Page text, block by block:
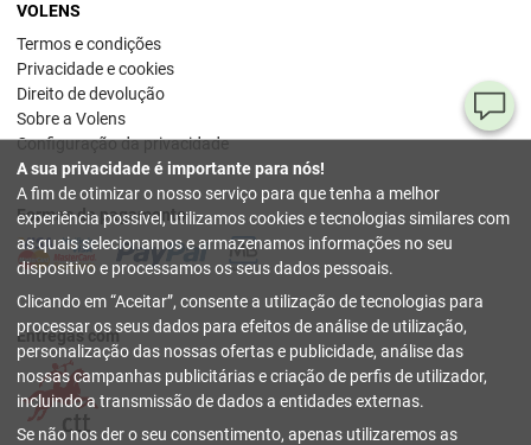
VOLENS
Termos e condições
Privacidade e cookies
Direito de devolução
Sobre a Volens
Configuração da privacidade
Formas de pagamento
Entregas com
A sua privacidade é importante para nós!
A fim de otimizar o nosso serviço para que tenha a melhor
experiência possível, utilizamos cookies e tecnologias similares com
as quais selecionamos e armazenamos informações no seu
dispositivo e processamos os seus dados pessoais.
Clicando em Aceitar , consente a utilização de tecnologias para
processar os seus dados para efeitos de análise de utilização,
personalização das nossas ofertas e publicidade, análise das
nossas campanhas publicitárias e criação de perfis de utilizador,
incluindo a transmissão de dados a entidades externas.
Se não nos der o seu consentimento, apenas utilizaremos as
ou